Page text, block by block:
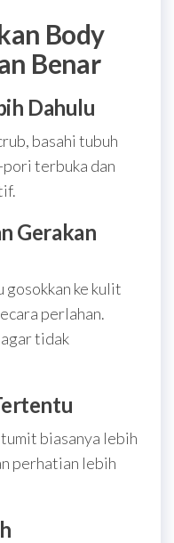
Body
Benar
Dahulu
basahi tubuh
terbuka dan
Gerakan
gosokkan ke kulit
perlahan.
tidak
biasanya lebih
perhatian lebih